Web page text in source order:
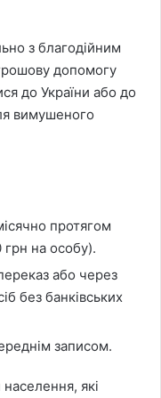
з благодійним
допомогу
до України або до
вимушеного
протягом
грн на особу).
або через
без банківських
записом.
які